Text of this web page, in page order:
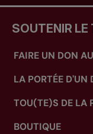
SOUTENIR LE
FAIRE UN DON
LA PORTÉE D'UN
TOU(TE)S DE LA
BOUTIQUE